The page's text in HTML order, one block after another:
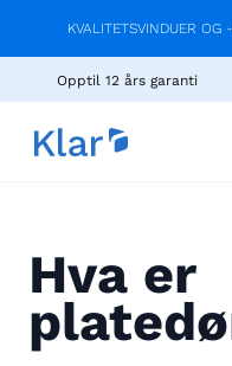
KVALITETSVINDUER
Opptil 12 års garanti
Hva er